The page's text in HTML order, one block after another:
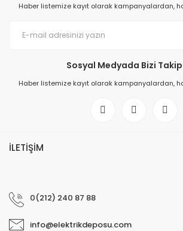
Haber listemize kayıt olarak kampanyalardan,
Sosyal Medyada Bizi Takip
Haber listemize kayıt olarak kampanyalardan,
İLETİŞİM
0(212) 240 87 88
info@elektrikdeposu.com